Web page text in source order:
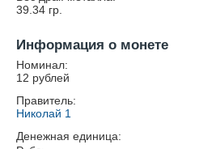
39.34 гр.
Информация о монете
Номинал:
12 рублей
Правитель:
Николай 1
Денежная единица: